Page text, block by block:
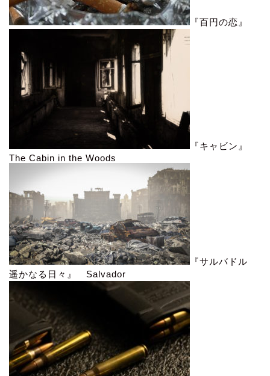
『百円の恋』
『キャビン』
The Cabin in the Woods
『サルバドル
遥かなる日々』 Salvador